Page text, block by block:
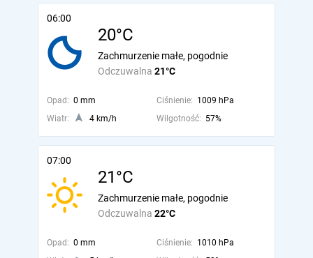
06:00
20°C
Odczuwalna 21°C
Zachmurzenie małe, pogodnie
Opad: 0 mm Ciśnienie: 1009 hPa
Wiatr:
4 km/h Wilgotność: 57%
07:00
21°C
Odczuwalna 22°C
Zachmurzenie małe, pogodnie
Opad: 0 mm Ciśnienie: 1010 hPa